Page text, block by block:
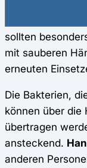
sollten
mit sauberen
erneuten
Die Bakterien,
können über die
übertragen
ansteckend.
anderen